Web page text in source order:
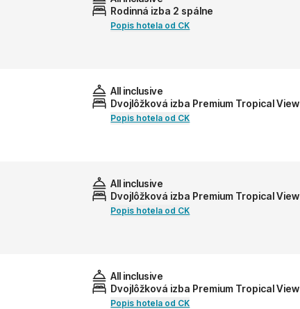
Rodinná izba 2 spálne
Popis hotela od CK
All inclusive
Dvojlôžková izba Premium Tropical View
Popis hotela od CK
All inclusive
Dvojlôžková izba Premium Tropical View
Popis hotela od CK
All inclusive
Dvojlôžková izba Premium Tropical View
Popis hotela od CK